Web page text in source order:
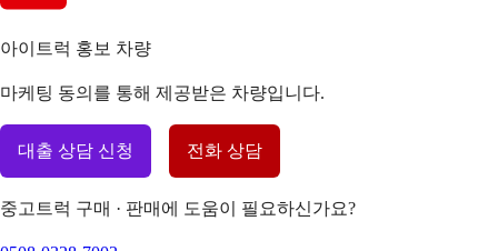
아이트럭 홍보 차량
마케팅 동의를 통해 제공받은 차량입니다.
대출 상담 신청 전화 상담
중고트럭 구매 · 판매에 도움이 필요하신가요?